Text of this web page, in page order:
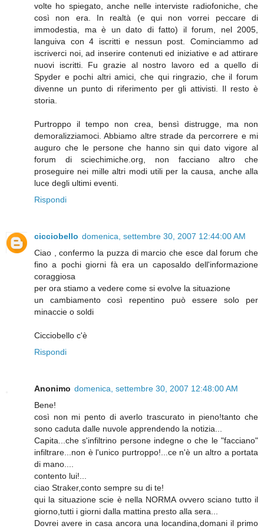
volte ho spiegato, anche nelle interviste radiofoniche, che
così non era. In realtà (e qui non vorrei peccare di
immodestia, ma è un dato di fatto) il forum, nel 2005,
languiva con 4 iscritti e nessun post. Cominciammo ad
iscriverci noi, ad inserire contenuti ed iniziative e ad attirare
nuovi iscritti. Fu grazie al nostro lavoro ed a quello di
Spyder e pochi altri amici, che qui ringrazio, che il forum
divenne un punto di riferimento per gli attivisti. Il resto è
storia.
Purtroppo il tempo non crea, bensì distrugge, ma non
demoralizziamoci. Abbiamo altre strade da percorrere e mi
auguro che le persone che hanno sin qui dato vigore al
forum di sciechimiche.org, non facciano altro che
proseguire nei mille altri modi utili per la causa, anche alla
luce degli ultimi eventi.
Rispondi
cicciobello domenica, settembre 30, 2007 12:44:00 AM
Ciao , confermo la puzza di marcio che esce dal forum che
fino a pochi giorni fà era un caposaldo dell'informazione
coraggiosa
per ora stiamo a vedere come si evolve la situazione
un cambiamento così repentino può essere solo per
minaccie o soldi
Cicciobello c'è
Rispondi
Anonimo domenica, settembre 30, 2007 12:48:00 AM
Bene!
così non mi pento di averlo trascurato in pieno!tanto che
sono caduta dalle nuvole apprendendo la notizia...
Capita...che s'infiltrino persone indegne o che le "facciano"
infiltrare...non è l'unico purtroppo!...ce n'è un altro a portata
di mano....
contento lui!...
ciao Straker,conto sempre su di te!
qui la situazione scie è nella NORMA ovvero sciano tutto il
giorno,tutti i giorni dalla mattina presto alla sera...
Dovrei avere in casa ancora una locandina,domani il primo